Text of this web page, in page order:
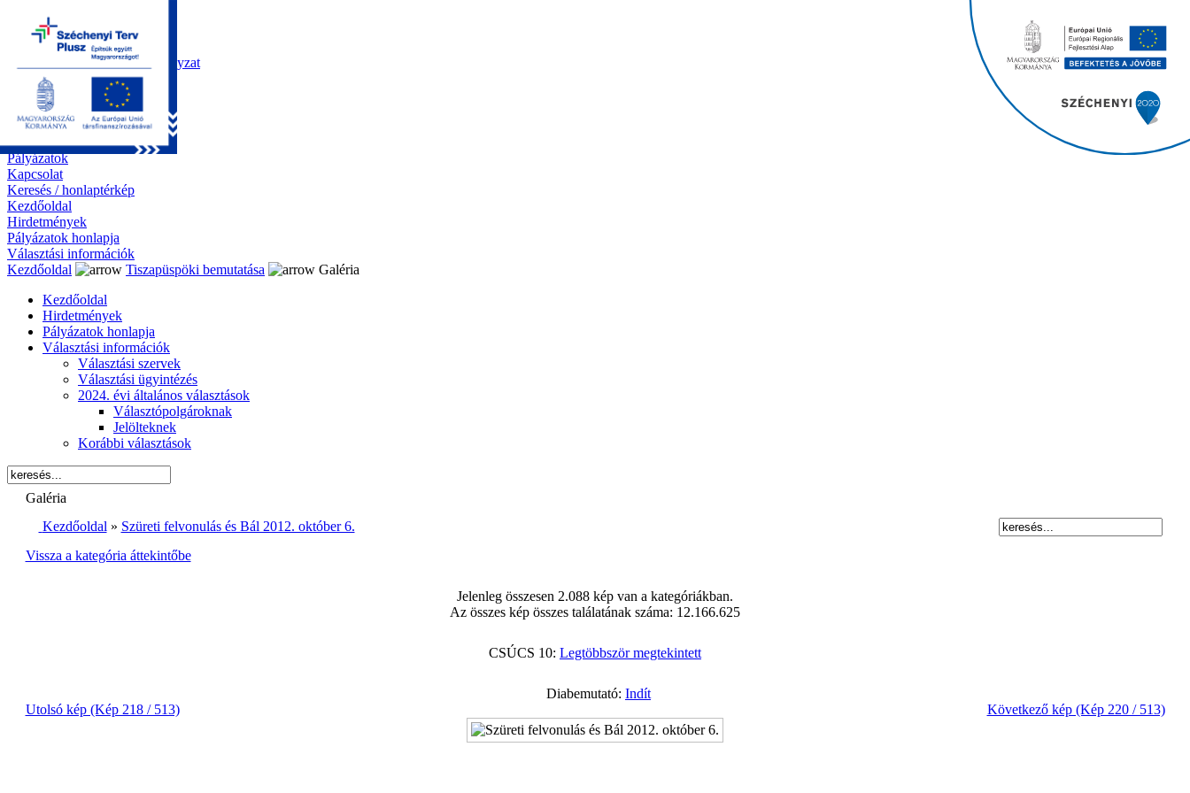
Kezdőoldal
Önkormányzat
Polgármesteri Hivatal
Roma Nemzetiségi Önkormányzat
Elektronikus ügyintézés
Közérdekű információk
Tiszapüspöki bemutatása
Galéria
Díjazottaink
Pályázatok
Kapcsolat
Keresés / honlaptérkép
Kezdőoldal
Hirdetmények
Pályázatok honlapja
Választási információk
Kezdőoldal
Tiszapüspöki bemutatása
Galéria
Kezdőoldal
Hirdetmények
Pályázatok honlapja
Választási információk
Választási szervek
Választási ügyintézés
2024. évi általános választások
Választópolgároknak
Jelölteknek
Korábbi választások
Galéria
Kezdőoldal » Szüreti felvonulás és Bál 2012. október 6.
Vissza a kategória áttekintőbe
Jelenleg összesen 2.088 kép van a kategóriákban.
Az összes kép összes találatának száma: 12.166.625
CSÚCS 10: Legtöbbször megtekintett
Diabemutató: Indít
Utolsó kép (Kép 218 / 513)
Következő kép (Kép 220 / 513)